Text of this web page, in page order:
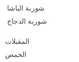
شوربة الباشا
شوربة الدجاج
المقبلات
الحمص